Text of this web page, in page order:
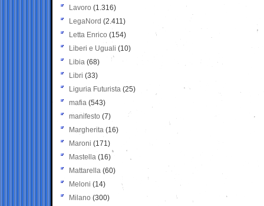
Lavoro (1.316)
LegaNord (2.411)
Letta Enrico (154)
Liberi e Uguali (10)
Libia (68)
Libri (33)
Liguria Futurista (25)
mafia (543)
manifesto (7)
Margherita (16)
Maroni (171)
Mastella (16)
Mattarella (60)
Meloni (14)
Milano (300)